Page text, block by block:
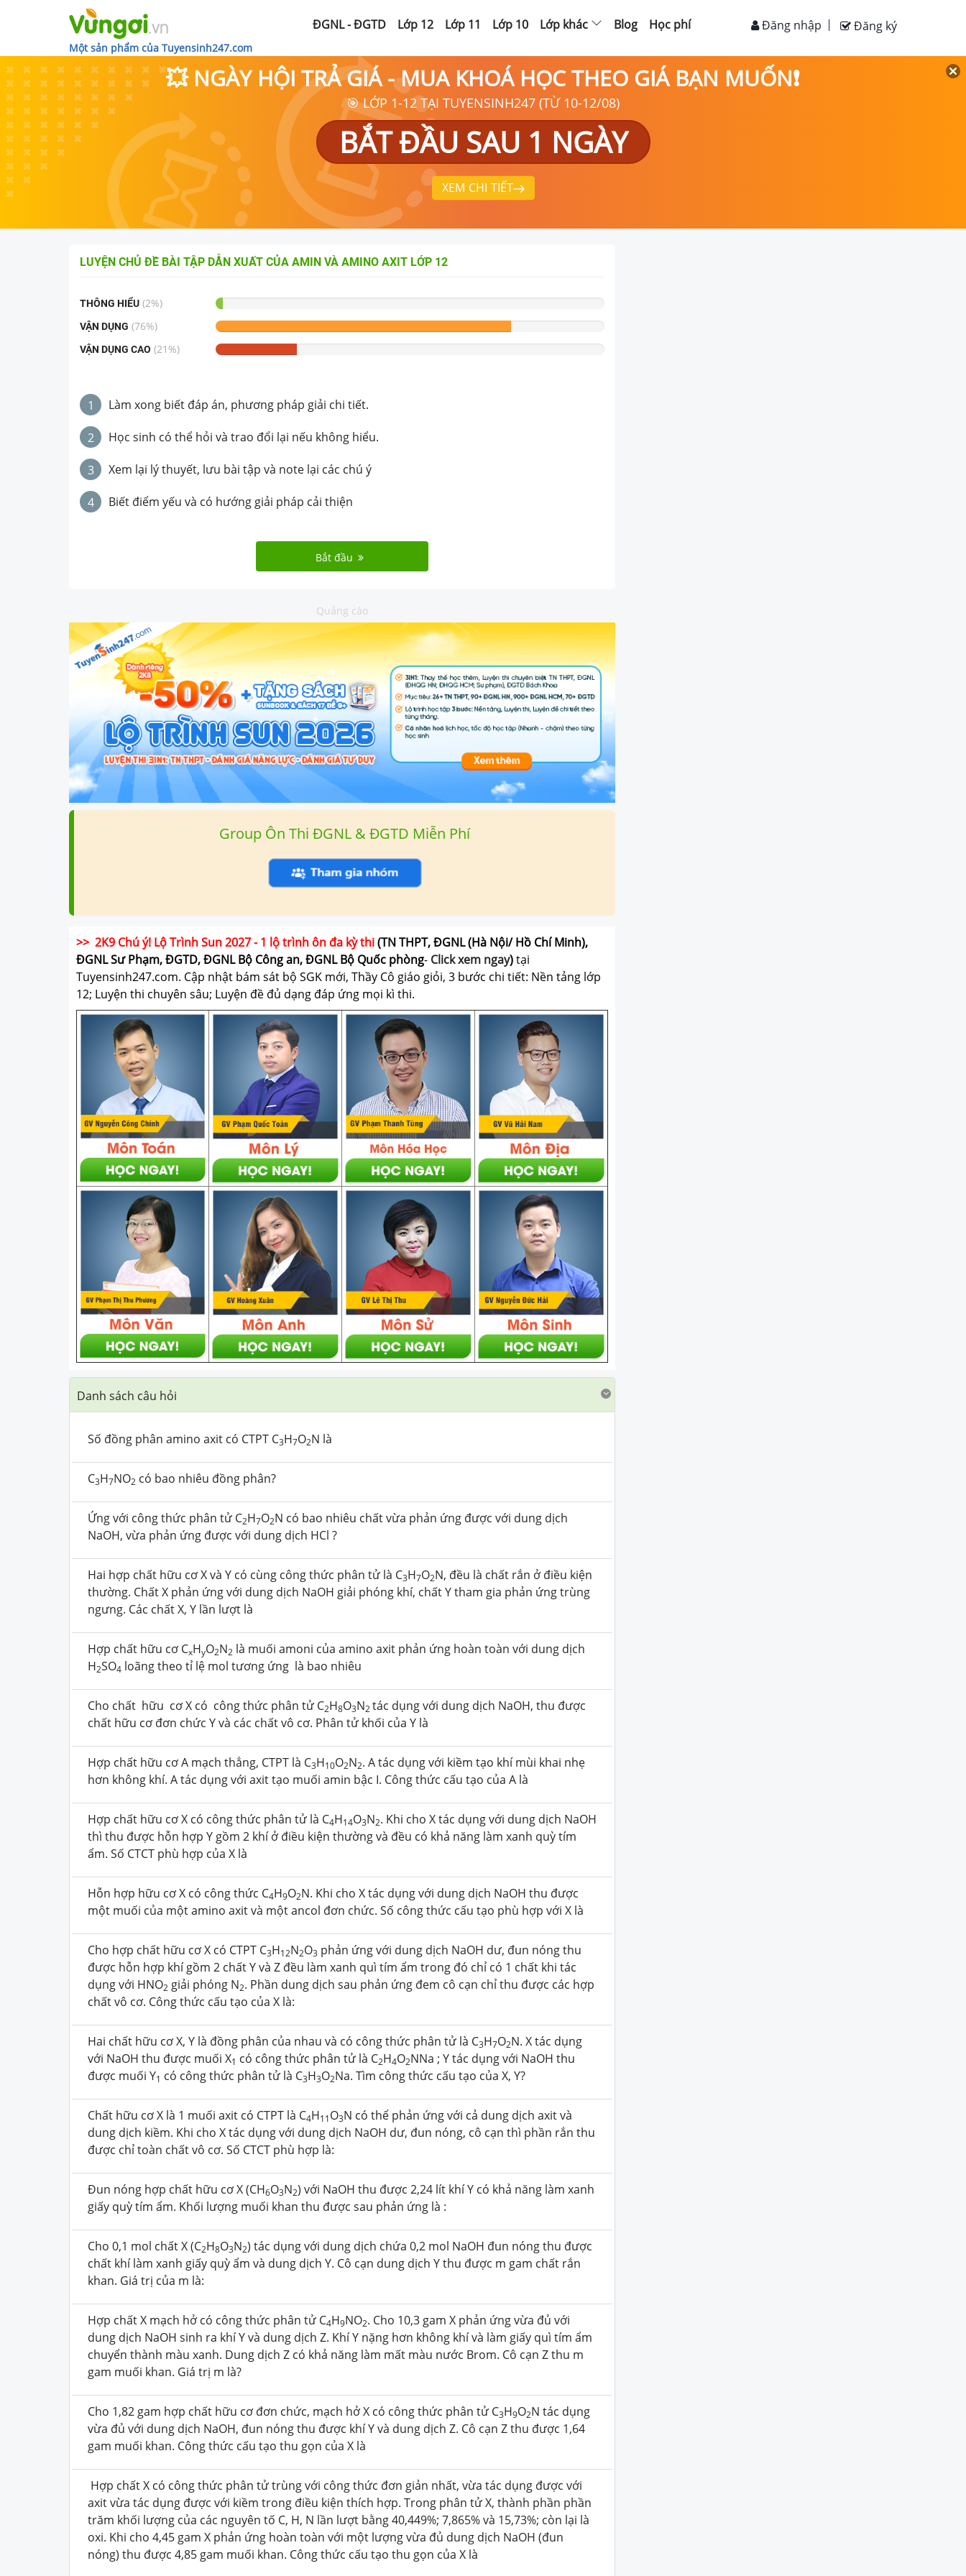
Một sản phẩm của Tuyensinh247.com
ĐGNL - ĐGTD Lớp 12 Lớp 11 Lớp 10 Lớp khác Blog Học phí Đăng ký
Đăng nhập
💥 NGÀY HỘI TRẢ GIÁ - MUA KHOÁ HỌC THEO GIÁ BẠN MUỐN❗
🎯 LỚP 1-12 TẠI TUYENSINH247 (TỪ 10-12/08)
BẮT ĐẦU SAU 1 NGÀY
XEM CHI TIẾT
LUYỆN CHỦ ĐỀ BÀI TẬP DẪN XUẤT CỦA AMIN VÀ AMINO AXIT LỚP 12
THÔNG HIỂU (2%)
VẬN DỤNG (76%)
VẬN DỤNG CAO (21 %)
1 Làm xong biết đáp án, phương pháp giải chi tiết.
2 Học sinh có thể hỏi và trao đổi lại nếu không hiểu.
3 Xem lại lý thuyết, lưu bài tập và note lại các chú ý
4 Biết điểm yếu và có hướng giải pháp cải thiện
Bắt đầu
Quảng cáo
Group Ôn Thi ĐGNL & ĐGTD Miễn Phí
>> 2K9 Chú ý! Lộ Trình Sun 2027 - 1 lộ trình ôn đa kỳ thi(TN THPT, ĐGNL (Hà Nội/ Hồ Chí Minh),
ĐGNL Sư Phạm, ĐGTD, ĐGNL Bộ Công an, ĐGNL Bộ Quốc phòng- Click xem ngay)tại
Tuyensinh247.com. Cập nhật bám sát bộ SGK mới, Thầy Cô giáo giỏi, 3 bước chi tiết: Nền tảng lớp
12; Luyện thi chuyên sâu; Luyện đề đủ dạng đáp ứng mọi kì thi.
Danh sách câu hỏi
Số đồng phân amino axit có CTPT C3H7O2N là
C3H7NO2 có bao nhiêu đồng phân?
Ứng với công thức phân tử C2H7O2N có bao nhiêu chất vừa phản ứng được với dung dịch
NaOH, vừa phản ứng được với dung dịch HCl ?
Hai hợp chất hữu cơ X và Y có cùng công thức phân tử là C3H7O2N, đều là chất rắn ở điều kiện
thường. Chất X phản ứng với dung dịch NaOH giải phóng khí, chất Y tham gia phản ứng trùng
ngưng. Các chất X, Y lần lượt là
Hợp chất hữu cơ CxHyO2N2 là muối amoni của amino axit phản ứng hoàn toàn với dung dịch
H2SO4 loãng theo tỉ lệ mol tương ứng là bao nhiêu
Cho chất hữu cơ X có công thức phân tử C2H8O3N2tác dụng với dung dịch NaOH, thu được
chất hữu cơ đơn chức Y và các chất vô cơ. Phân tử khối của Y là
Hợp chất hữu cơ A mạch thẳng, CTPT là C3H10O2N2. A tác dụng với kiềm tạo khí mùi khai nhẹ
hơn không khí. A tác dụng với axit tạo muối amin bậc I. Công thức cấu tạo của A là
Hợp chất hữu cơ X có công thức phân tử là C4H14O3N2. Khi cho X tác dụng với dung dịch NaOH
thì thu được hỗn hợp Y gồm 2 khí ở điều kiện thường và đều có khả năng làm xanh quỳ tím
ẩm. Số CTCT phù hợp của X là
Hỗn hợp hữu cơ X có công thức C4H9O2N. Khi cho X tác dụng với dung dịch NaOH thu được
một muối của một amino axit và một ancol đơn chức. Số công thức cấu tạo phù hợp với X là
Cho hợp chất hữu cơ X có CTPT C3H12N2O3 phản ứng với dung dịch NaOH dư, đun nóng thu
được hỗn hợp khí gồm 2 chất Y và Z đều làm xanh quì tím ẩm trong đó chỉ có 1 chất khi tác
dụng với HNO2 giải phóng N2. Phần dung dịch sau phản ứng đem cô cạn chỉ thu được các hợp
chất vô cơ. Công thức cấu tạo của X là:
Hai chất hữu cơ X, Y là đồng phân của nhau và có công thức phân tử là C3H7O2N. X tác dụng
với NaOH thu được muối X1 có công thức phân tử là C2H4O2NNa ; Y tác dụng với NaOH thu
được muối Y1 có công thức phân tử là C3H3O2Na. Tìm công thức cấu tạo của X, Y?
Chất hữu cơ X là 1 muối axit có CTPT là C4H11O3N có thể phản ứng với cả dung dịch axit và
dung dịch kiềm. Khi cho X tác dụng với dung dịch NaOH dư, đun nóng, cô cạn thì phần rắn thu
được chỉ toàn chất vô cơ. Số CTCT phù hợp là:
Đun nóng hợp chất hữu cơ X (CH6O3N2) với NaOH thu được 2,24 lít khí Y có khả năng làm xanh
giấy quỳ tím ẩm. Khối lượng muối khan thu được sau phản ứng là :
Cho 0,1 mol chất X (C2H8O3N2) tác dụng với dung dịch chứa 0,2 mol NaOH đun nóng thu được
chất khí làm xanh giấy quỳ ẩm và dung dịch Y. Cô cạn dung dịch Y thu được m gam chất rắn
khan. Giá trị của m là:
Hợp chất X mạch hở có công thức phân tử C4H9NO2. Cho 10,3 gam X phản ứng vừa đủ với
dung dịch NaOH sinh ra khí Y và dung dịch Z. Khí Y nặng hơn không khí và làm giấy quì tím ẩm
chuyển thành màu xanh. Dung dịch Z có khả năng làm mất màu nước Brom. Cô cạn Z thu m
gam muối khan. Giá trị m là?
Cho 1,82 gam hợp chất hữu cơ đơn chức, mạch hở X có công thức phân tử C3H9O2N tác dụng
vừa đủ với dung dịch NaOH, đun nóng thu được khí Y và dung dịch Z. Cô cạn Z thu được 1,64
gam muối khan. Công thức cấu tạo thu gọn của X là
Hợp chất X có công thức phân tử trùng với công thức đơn giản nhất, vừa tác dụng được với
axit vừa tác dụng được với kiềm trong điều kiện thích hợp. Trong phân tử X, thành phần phần
trăm khối lượng của các nguyên tố C, H, N lần lượt bằng 40,449%; 7,865% và 15,73%; còn lại là
oxi. Khi cho 4,45 gam X phản ứng hoàn toàn với một lượng vừa đủ dung dịch NaOH (đun
nóng) thu được 4,85 gam muối khan. Công thức cấu tạo thu gọn của X là